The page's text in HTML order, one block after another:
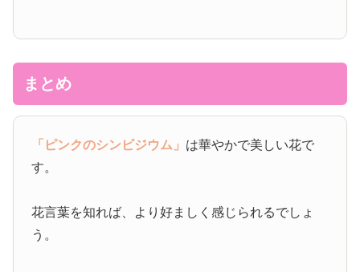
まとめ
「ピンクのシンビジウム」 は華やかで美しい花で
す。
花言葉を知れば、より好ましく感じられるでしょ
う。